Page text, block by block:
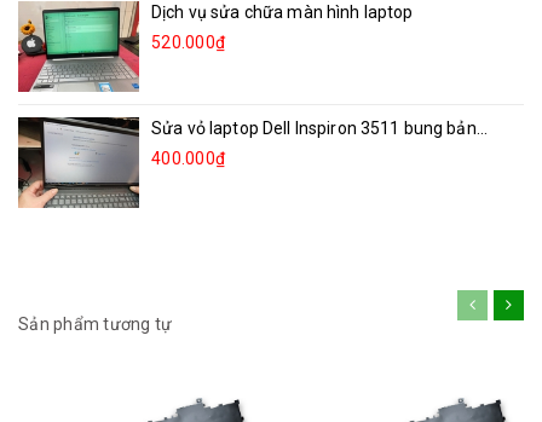
Dịch vụ sửa chữa màn hình laptop
520.000₫
Sửa vỏ laptop Dell Inspiron 3511 bung bản...
400.000₫
Sản phẩm tương tự